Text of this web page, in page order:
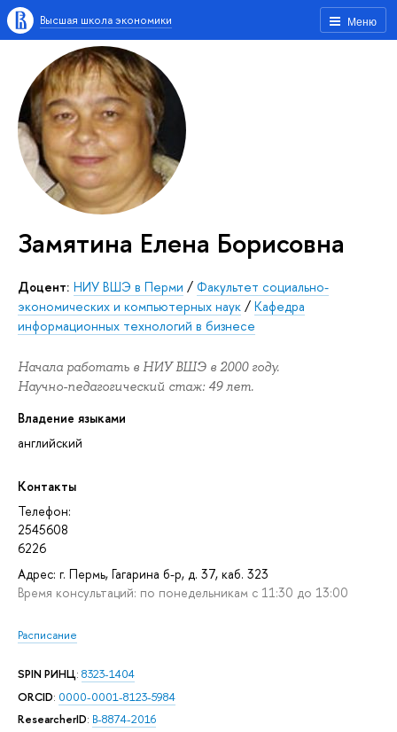
Меню
Высшая школа экономики
Замятина Елена Борисовна
доцент: НИУ ВШЭ в Перми / Факультет социально-
экономических и компьютерных наук / Кафедра
информационных технологий в бизнесе
Начала работать в НИУ ВШЭ в 2000 году.
Научно-педагогический стаж: 49 лет.
Владение языками
английский
Контакты
Телефон:
2545608
6226
Адрес: г. Пермь, Гагарина б-р, д. 37, каб. 323
Время консультаций: по понедельникам с 11:30 до 13:00
Расписание
SPIN РИНЦ: 8323-1404
ORCID: 0000-0001-8123-5984
ResearcherID: B-8874-2016